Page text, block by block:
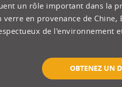
un rôle important dans la
en provenance de
de l'environnement
OBTENEZ UN